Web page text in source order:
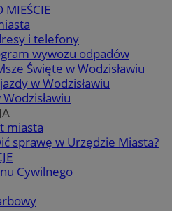
MIEŚCIE
i telefony
wywozu odpadów
Święte w Wodzisławiu
w Wodzisławiu
miasta
sprawę w Urzędzie Miasta?
Cywilnego